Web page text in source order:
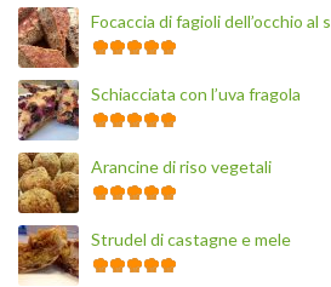
Focaccia di fagioli dell’occhio al
Schiacciata con l’uva fragola
Arancine di riso vegetali
Strudel di castagne e mele